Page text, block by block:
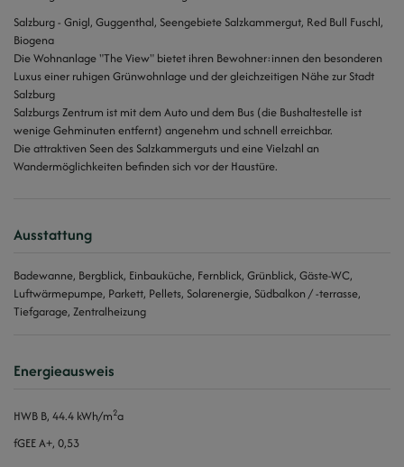
Salzburg - Gnigl, Guggenthal, Seengebiete Salzkammergut, Red Bull Fuschl,
Biogena
Die Wohnanlage "The View" bietet ihren Bewohner:innen den besonderen
Luxus einer ruhigen Grünwohnlage und der gleichzeitigen Nähe zur Stadt
Salzburg
Salzburgs Zentrum ist mit dem Auto und dem Bus (die Bushaltestelle ist
wenige Gehminuten entfernt) angenehm und schnell erreichbar.
Die attraktiven Seen des Salzkammerguts und eine Vielzahl an
Wandermöglichkeiten befinden sich vor der Haustüre.
Ausstattung
Badewanne Bergblick Einbauküche Fernblick Grünblick Gäste-WC
Luftwärmepumpe Parkett Pellets Solarenergie Südbalkon / -terrasse
Tiefgarage Zentralheizung
Energieausweis
HWB B, 44.4 kWh/m2a
fGEEA+, 0,53